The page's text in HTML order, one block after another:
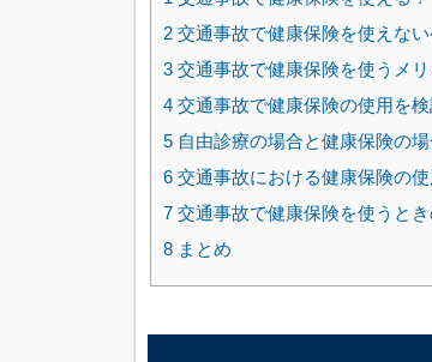
2 交通事故で健康保険を使えない
3 交通事故で健康保険を使うメ
4 交通事故で健康保険の使用を
5 自由診療の場合と健康保険の
6 交通事故における健康保険の
7 交通事故で健康保険を使うと
8 まとめ